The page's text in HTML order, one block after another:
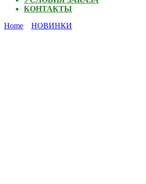
КОНТАКТЫ
Home
НОВИНКИ